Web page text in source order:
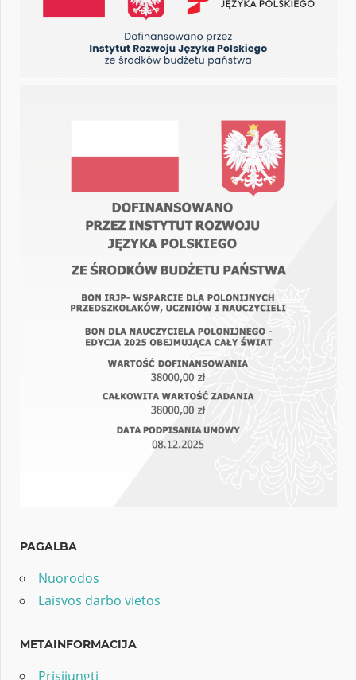
PAGALBA
Nuorodos
Laisvos darbo vietos
METAINFORMACIJA
Prisijungti